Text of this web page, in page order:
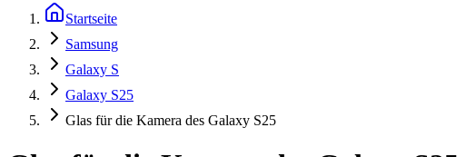
Startseite
Samsung
Galaxy S
Galaxy S25
Glas für die Kamera des Galaxy S25